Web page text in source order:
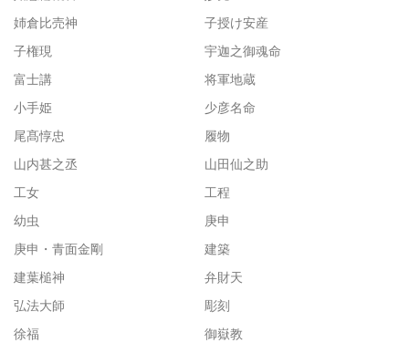
姉倉比売神
子授け安産
子権現
宇迦之御魂命
富士講
将軍地蔵
小手姫
少彦名命
尾髙惇忠
履物
山内甚之丞
山田仙之助
工女
工程
幼虫
庚申
庚申・青面金剛
建築
建葉槌神
弁財天
弘法大師
彫刻
徐福
御嶽教